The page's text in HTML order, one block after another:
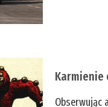
Karmienie
Obserwując